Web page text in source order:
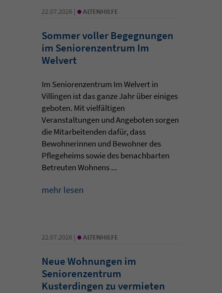
22.07.2026 | • ALTENHILFE
Sommer voller Begegnungen
im Seniorenzentrum Im
Welvert
Im Seniorenzentrum Im Welvert in
Villingen ist das ganze Jahr über einiges
geboten. Mit vielfältigen
Veranstaltungen und Angeboten sorgen
die Mitarbeitenden dafür, dass
Bewohnerinnen und Bewohner des
Pflegeheims sowie des benachbarten
Betreuten Wohnens ...
mehr lesen
22.07.2026 | • ALTENHILFE
Neue Wohnungen im
Seniorenzentrum
Kusterdingen zu vermieten